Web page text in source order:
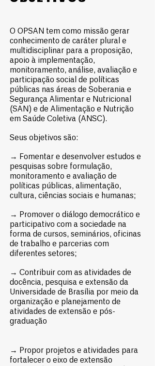
O OPSAN tem como missão gerar
conhecimento de caráter plural e
multidisciplinar para a proposição,
apoio à implementação,
monitoramento, análise, avaliação e
participação social de políticas
públicas nas áreas de Soberania e
Segurança Alimentar e Nutricional
(SAN) e de Alimentação e Nutrição
em Saúde Coletiva (ANSC).
Seus objetivos são:
→ Fomentar e desenvolver estudos e
pesquisas sobre formulação,
monitoramento e avaliação de
políticas públicas, alimentação,
cultura, ciências sociais e humanas;
→ Promover o diálogo democrático e
participativo com a sociedade na
forma de cursos, seminários, oficinas
de trabalho e parcerias com
diferentes setores;
→ Contribuir com as atividades de
docência, pesquisa e extensão da
Universidade de Brasília por meio da
organização e planejamento de
atividades de extensão e pós-
graduação
→ Propor projetos e atividades para
fortalecer o eixo de extensão